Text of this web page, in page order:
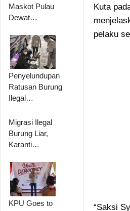
Maskot Pulau
Dewat…
Penyelundupan
Ratusan Burung
Ilegal…
Migrasi Ilegal
Burung Liar,
Karanti…
KPU Goes to
Kuta
pelaku
“Saksi